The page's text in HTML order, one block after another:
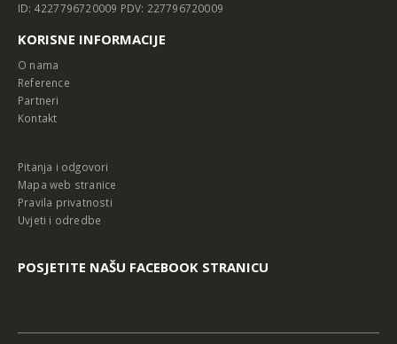
ID: 4227796720009 PDV: 227796720009
KORISNE INFORMACIJE
O nama
Reference
Partneri
Kontakt
Pitanja i odgovori
Mapa web stranice
Pravila privatnosti
Uvjeti i odredbe
POSJETITE NAŠU FACEBOOK STRANICU